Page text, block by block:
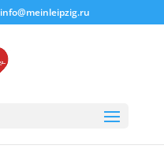
info@meinleipzig.ru